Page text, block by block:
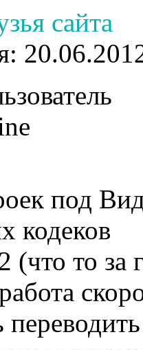
сайта
под
кодеков
(что то за